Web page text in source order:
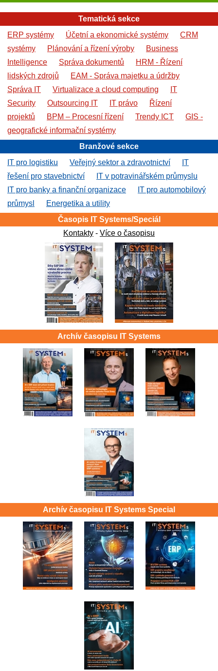
Tematická sekce
ERP systémy
Účetní a ekonomické systémy
CRM
systémy
Plánování a řízení výroby
Business
Intelligence
Správa dokumentů
HRM - Řízení
lidských zdrojů
EAM - Správa majetku a údržby
Správa IT
Virtualizace a cloud computing
IT
Security
Outsourcing IT IT právo
Řízení
projektů
BPM – Procesní řízení Trendy ICT
GIS -
geografické informační systémy
Branžové sekce
IT pro logistiku
Veřejný sektor a zdravotnictví
IT
řešení pro stavebnictví
IT v potravinářském průmyslu
IT pro banky a finanční organizace
IT pro automobilový
průmysl
Energetika a utility
Časopis IT Systems/Speciál
Kontakty - Více o časopisu
Archív časopisu IT Systems
Archív časopisu IT Systems Special